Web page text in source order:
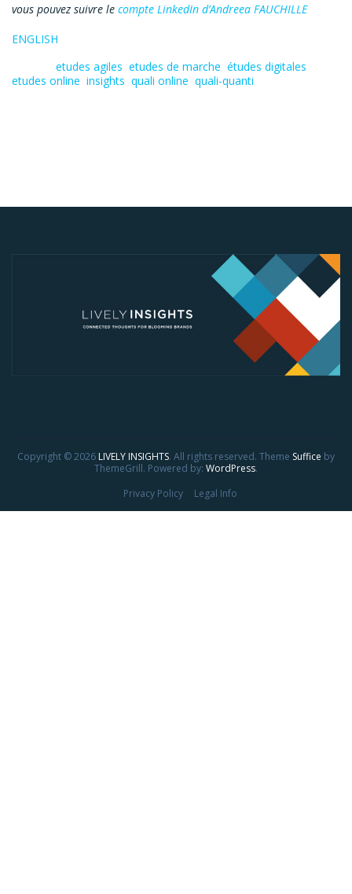
vous pouvez suivre le compte LinkedIn d’Andreea FAUCHILLE
ENGLISH
etudes agiles etudes de marche études digitales
etudes online insights quali online quali-quanti
Copyright © 2026 LIVELY INSIGHTS. All rights reserved. Theme Suffice by
ThemeGrill. Powered by: WordPress.
Privacy Policy
Legal Info